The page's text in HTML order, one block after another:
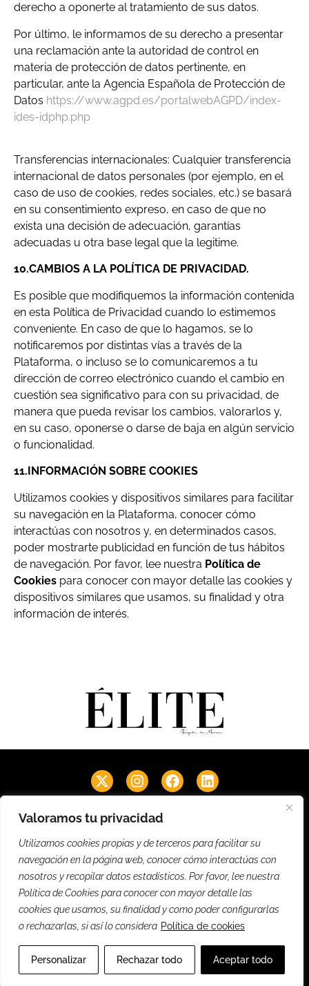
Valoramos tu privacidad
Utilizamos cookies propias y de terceros para facilitar su
navegación en la página web, conocer cómo interactúas con
nosotros y recopilar datos estadísticos. Por favor, lee nuestra
Política de Cookies para conocer con mayor detalle las
cookies que usamos, su finalidad y como poder configurarlas
o rechazarlas, si así lo considera Política de cookies
Personalizar Rechazar todo Aceptar todo
derecho a oponerte al tratamiento de sus datos.
Por último, le informamos de su derecho a presentar
una reclamación ante la autoridad de control en
materia de protección de datos pertinente, en
particular, ante la Agencia Española de Protección de
Datos https://www.agpd.es/portalwebAGPD/index-
ides-idphp.php
Transferencias internacionales: Cualquier transferencia
internacional de datos personales (por ejemplo, en el
caso de uso de cookies, redes sociales, etc.) se basará
en su consentimiento expreso, en caso de que no
exista una decisión de adecuación, garantías
adecuadas u otra base legal que la legitime.
10.CAMBIOS A LA POLÍTICA DE PRIVACIDAD.
Es posible que modifiquemos la información contenida
en esta Política de Privacidad cuando lo estimemos
conveniente. En caso de que lo hagamos, se lo
notificaremos por distintas vías a través de la
Plataforma, o incluso se lo comunicaremos a tu
dirección de correo electrónico cuando el cambio en
cuestión sea significativo para con su privacidad, de
manera que pueda revisar los cambios, valorarlos y,
en su caso, oponerse o darse de baja en algún servicio
o funcionalidad.
11.INFORMACIÓN SOBRE COOKIES
Utilizamos cookies y dispositivos similares para facilitar
su navegación en la Plataforma, conocer cómo
interactúas con nosotros y, en determinados casos,
poder mostrarte publicidad en función de tus hábitos
de navegación. Por favor, lee nuestra Política de
Cookies para conocer con mayor detalle las cookies y
dispositivos similares que usamos, su finalidad y otra
información de interés.
Secciones
CulturaFirmasRevistas PDFEM VideosEM Podcast
Información
SuscríbeteContactoPublicidadQuiénes Somos
Carta de la Directora
@2025 Élite Murcia. Hecho con por SONOMAAviso legal
Política de privacidad Política de cookies